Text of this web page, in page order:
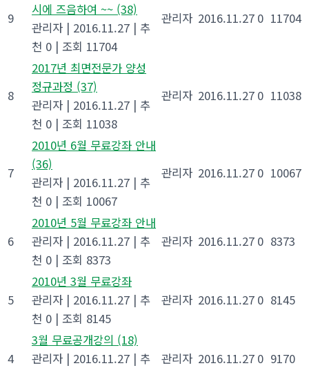
9
시에 즈음하여 ~~ (38)
관리자 | 2016.11.27 | 추
천 0 | 조회 11704
관리자 2016.11.27 0 11704
8
2017년 최면전문가 양성
정규과정 (37)
관리자 | 2016.11.27 | 추
천 0 | 조회 11038
관리자 2016.11.27 0 11038
7
2010년 6월 무료강좌 안내
(36)
관리자 | 2016.11.27 | 추
천 0 | 조회 10067
관리자 2016.11.27 0 10067
6
2010년 5월 무료강좌 안내
관리자 | 2016.11.27 | 추
천 0 | 조회 8373
관리자 2016.11.27 0 8373
5
2010년 3월 무료강좌
관리자 | 2016.11.27 | 추
천 0 | 조회 8145
관리자 2016.11.27 0 8145
4
3월 무료공개강의 (18)
관리자 | 2016.11.27 | 추
관리자 2016.11.27 0 9170